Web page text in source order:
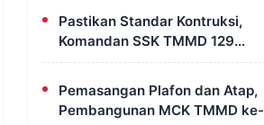
Pastikan Standar Kontruksi,
Komandan SSK TMMD 129
Intensif Awasi Pembangunan
Pemasangan Plafon dan Atap,
Pembangunan MCK TMMD ke-